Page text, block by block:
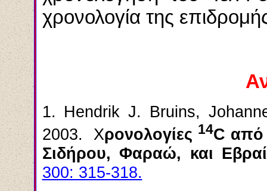
χρονολογία της
1. Hendrik J. Bruins,
2003. Χρονολογίες 14C από
Σιδήρου, Φαραώ, και
300: 315-318.